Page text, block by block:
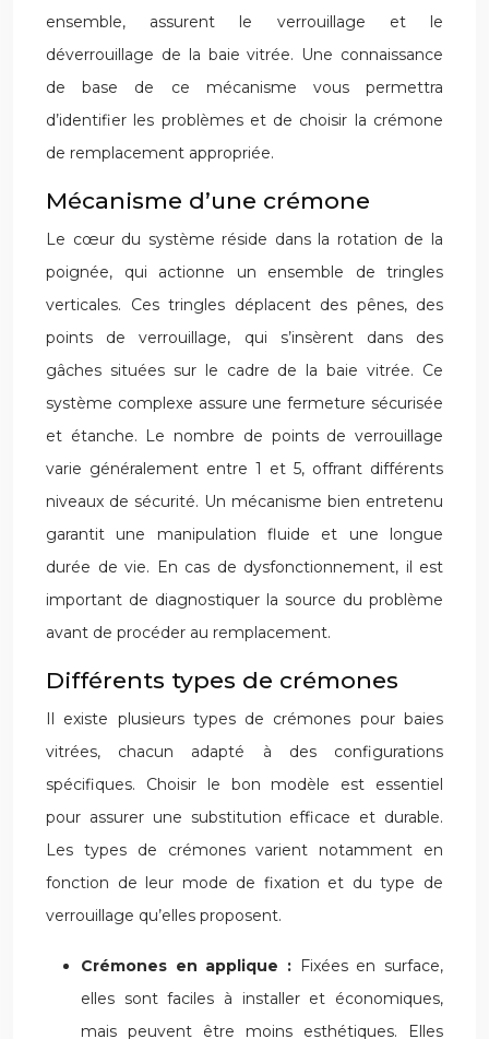
ensemble, assurent le verrouillage et le
déverrouillage de la baie vitrée. Une connaissance
de base de ce mécanisme vous permettra
d’identifier les problèmes et de choisir la crémone
de remplacement appropriée.
Mécanisme d’une crémone
Le cœur du système réside dans la rotation de la
poignée, qui actionne un ensemble de tringles
verticales. Ces tringles déplacent des pênes, des
points de verrouillage, qui s’insèrent dans des
gâches situées sur le cadre de la baie vitrée. Ce
système complexe assure une fermeture sécurisée
et étanche. Le nombre de points de verrouillage
varie généralement entre 1 et 5, offrant différents
niveaux de sécurité. Un mécanisme bien entretenu
garantit une manipulation fluide et une longue
durée de vie. En cas de dysfonctionnement, il est
important de diagnostiquer la source du problème
avant de procéder au remplacement.
Différents types de crémones
Il existe plusieurs types de crémones pour baies
vitrées, chacun adapté à des configurations
spécifiques. Choisir le bon modèle est essentiel
pour assurer une substitution efficace et durable.
Les types de crémones varient notamment en
fonction de leur mode de fixation et du type de
verrouillage qu’elles proposent.
Crémones en applique : Fixées en surface,
elles sont faciles à installer et économiques,
mais peuvent être moins esthétiques. Elles